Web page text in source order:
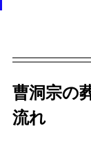
曹洞宗の
流れ